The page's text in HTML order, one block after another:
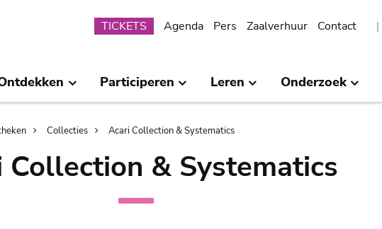
Submenu
TICKETS Agenda Pers Zaalverhuur Contact
Participeren Leren Onderzoek
Collecties Acari Collection & Systematics
Collection & Systematics